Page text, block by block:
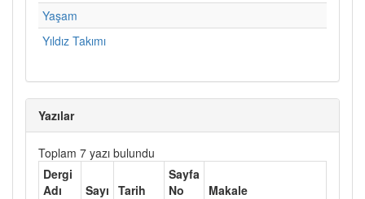
Yaşam
Yıldız Takımı
Yazılar
Toplam 7 yazı bulundu
Dergi
Adı
Sayı Tarih
Sayfa
No
Makale